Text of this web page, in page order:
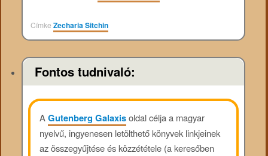
CímkeZecharia Sitchin
Fontos tudnivaló:
AGutenberg Galaxisoldal célja a magyar
nyelvű, ingyenesen letölthető könyvek linkjeinek
az összegyűjtése és közzététele (a keresőben